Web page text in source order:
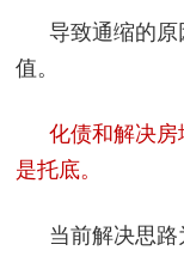
导致通缩的
值。
化债和解决
是托底。
当前解决思路